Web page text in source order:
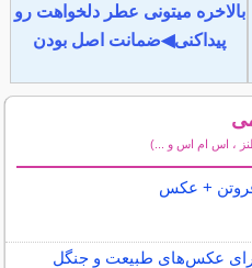
بالاخره میتونی عطر دلخواهت رو
پیداکنی◀ضمانت اصل بودن
، اس ام اس و ...)
+ عکس
برای عکس‌های طبیعت و جنگل